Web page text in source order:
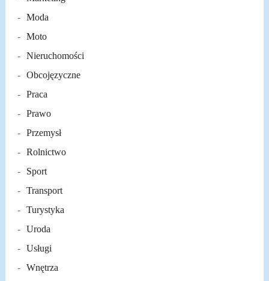
Moda
Moto
Nieruchomości
Obcojęzyczne
Praca
Prawo
Przemysł
Rolnictwo
Sport
Transport
Turystyka
Uroda
Usługi
Wnętrza